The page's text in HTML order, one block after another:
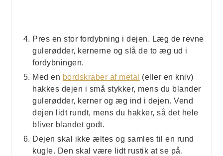
Pres en stor fordybning i dejen. Læg de revne
gulerødder, kernerne og slå de to æg ud i
fordybningen.
Med en bordskraber af metal
(eller en kniv)
hakkes dejen i små stykker, mens du blander
gulerødder, kerner og æg ind i dejen. Vend
dejen lidt rundt, mens du hakker, så det hele
bliver blandet godt.
Dejen skal ikke æltes og samles til en rund
kugle. Den skal være lidt rustik at se på.